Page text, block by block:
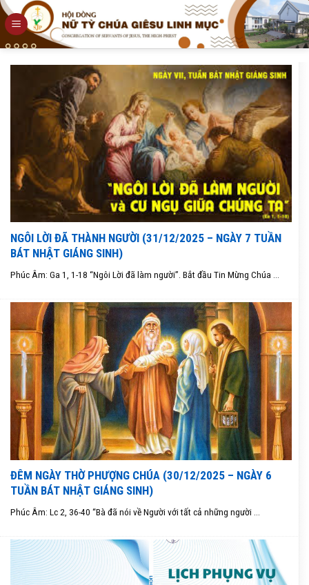
Skip
to
content
NGÔI LỜI ĐÃ THÀNH NGƯỜI (31/12/2025 – NGÀY 7 TUẦN
BÁT NHẬT GIÁNG SINH)
Phúc Âm: Ga 1, 1-18 “Ngôi Lời đã làm người”. Bắt đầu Tin Mừng Chúa ...
ĐÊM NGÀY THỜ PHƯỢNG CHÚA (30/12/2025 – NGÀY 6
TUẦN BÁT NHẬT GIÁNG SINH)
Phúc Âm: Lc 2, 36-40 “Bà đã nói về Người với tất cả những người ...